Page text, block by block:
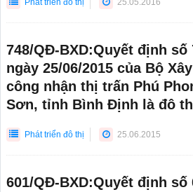
Phát triển đô thị 25.05.2016
748/QĐ-BXD:Quyết định số
ngày 25/06/2015 của Bộ
công nhận thị trấn Phú
Sơn, tỉnh Bình Định là đô
Phát triển đô thị 25.06.2015
601/QĐ-BXD:Quyết định số